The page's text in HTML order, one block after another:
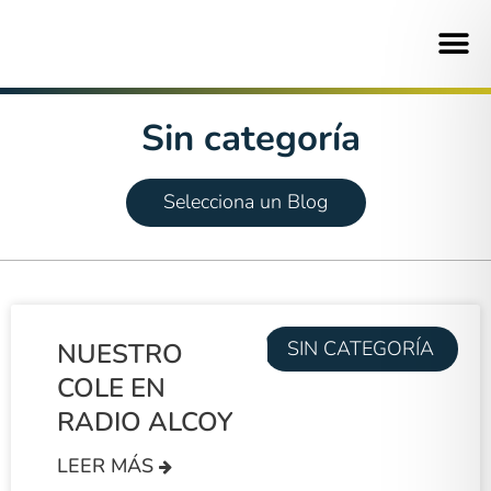
Sin categoría
Selecciona un Blog
SIN CATEGORÍA
NUESTRO
COLE EN
RADIO ALCOY
LEER MÁS
La
del
colegio
San
Roque os
invita a la
Nuestro
mejor